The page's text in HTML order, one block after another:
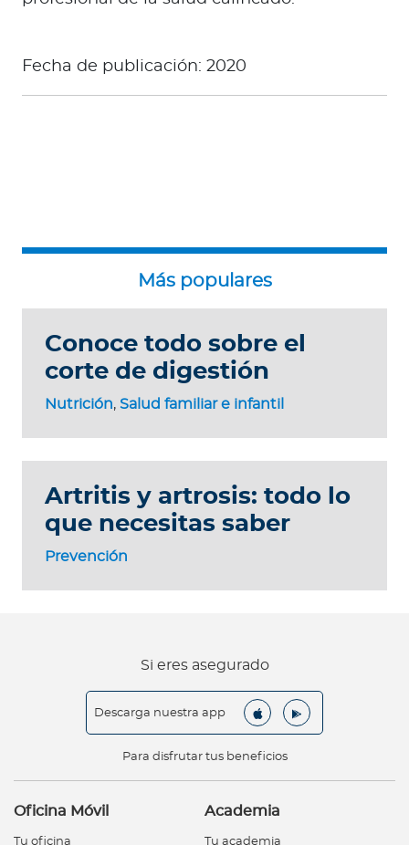
Fecha de publicación: 2020
Nutrición, Salud familiar e infantil
Conoce todo sobre el
corte de digestión
Prevención
Artritis y artrosis: todo lo
que necesitas saber
Si eres asegurado
Descarga nuestra app
Para disfrutar tus beneficios
Oficina Móvil
Tu oficina
Academia
Tu academia